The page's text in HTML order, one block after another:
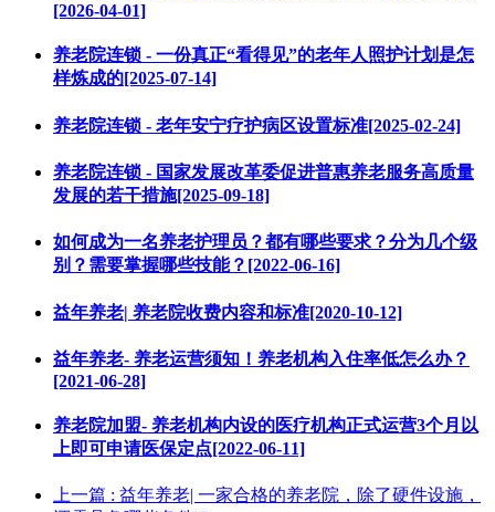
[2026-04-01]
养老院连锁 - 一份真正“看得见”的老年人照护计划是怎
样炼成的[2025-07-14]
养老院连锁 - 老年安宁疗护病区设置标准[2025-02-24]
养老院连锁 - 国家发展改革委促进普惠养老服务高质量
发展的若干措施[2025-09-18]
如何成为一名养老护理员？都有哪些要求？分为几个级
别？需要掌握哪些技能？[2022-06-16]
益年养老| 养老院收费内容和标准[2020-10-12]
益年养老- 养老运营须知！养老机构入住率低怎么办？
[2021-06-28]
养老院加盟- 养老机构内设的医疗机构正式运营3个月以
上即可申请医保定点[2022-06-11]
上一篇 : 益年养老| 一家合格的养老院，除了硬件设施，